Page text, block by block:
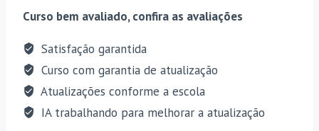
Premium
-
Pós
Edital
-
Curso bem avaliado, confira as avaliações
Satisfação garantida
Curso com garantia de atualização
Atualizações conforme a escola
IA trabalhando para melhorar a atualização